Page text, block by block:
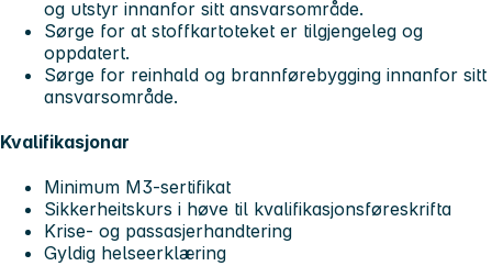
og utstyr innanfor sitt ansvarsområde.
Sørge for at stoffkartoteket er tilgjengeleg og
oppdatert.
Sørge for reinhald og brannførebygging innanfor sitt
ansvarsområde.
Kvalifikasjonar
Minimum M3-sertifikat
Sikkerheitskurs i høve til kvalifikasjonsføreskrifta
Krise- og passasjerhandtering
Gyldig helseerklæring